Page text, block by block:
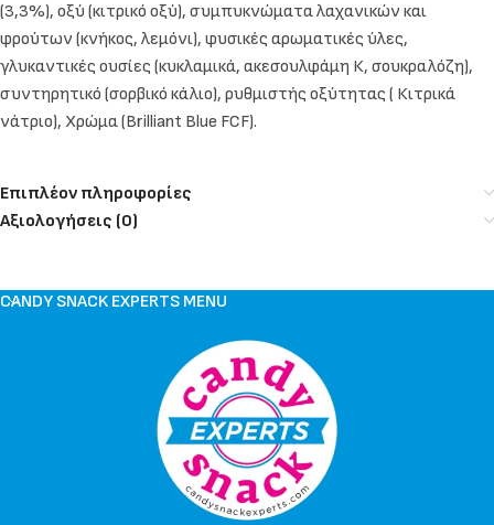
(3,3%), οξύ (κιτρικό οξύ), συμπυκνώματα λαχανικών και
φρούτων (κνήκος, λεμόνι), φυσικές αρωματικές ύλες,
γλυκαντικές ουσίες (κυκλαμικά, ακεσουλφάμη Κ, σουκραλόζη),
συντηρητικό (σορβικό κάλιο), ρυθμιστής οξύτητας ( Κιτρικά
νάτριο), Χρώμα (Brilliant Blue FCF).
Επιπλέον πληροφορίες
Αξιολογήσεις (0)
CANDY SNACK EXPERTS MENU